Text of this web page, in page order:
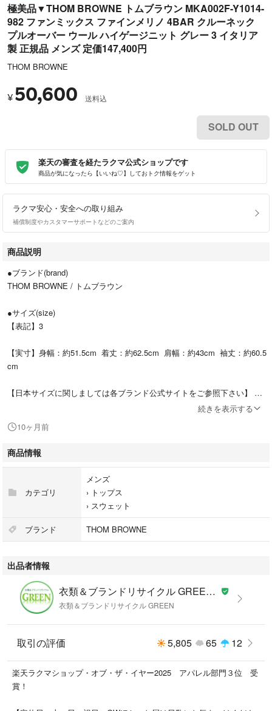
極美品▼THOM BROWNE トムブラウン MKA002F-Y1014-
982 ファンミックス ファインメリノ 4BAR クルーネック
プルオーバー ウール ハイゲージニット グレー 3 イタリア
製 正規品 メンズ 定価147,400円
THOM BROWNE
¥ 50,600 送料込
SOLD OUT
楽天の審査を経たラクマ公式ショップです
商品が気になったら【いいね♡】しておトク情報をゲット
ラクマ安心・安全への取り組み
補償制度やカスタマーサポートなどのご案内
商品説明
●ブランド(brand)
THOM BROWNE / トムブラウン
●サイズ(size)
【表記】3
【実寸】身幅：約51.5cm 着丈：約62.5cm 肩幅：約43cm 袖丈：約60.5
cm
【日本サイズに関しましては各ブランド公式サイトをご参照下さい】
●ランク(rank)
【コンディションランク】
SA
【ランク 基準】
S…未使用品(弊社の検品基準による)
――――――――――――――――――――――――――――
SA…極美品…数回使用した程度の未使用品に近い、非常に状態の良い綺
麗なUSED品
A…美品…使用回数が少なく、全体的に状態の良い綺麗なUSED品
――――――――――――――――――――――――――――
AB…良品・比較的良品…多少の使用感はありますが、それ以外に問題の
ない状態のUSED品
――――――――――――――――――――――――――――
BC…ランクBよりも使用感の目立つUSED品
――――――――――――――――――――――――――――
C…難あり・ジャンク品…使用に支障のきたすUSED品
続きを表示する
10ヶ月前
商品情報
カテゴリ
メンズ
› トップス
› スウェット
ブランド THOM BROWNE
出品者情報
衣類＆ブランドリサイクル GREEN ラクマ店【8/11～8/16夏季休業】
衣類＆ブランドリサイクル GREEN
取引の評価 5,805 65 12
楽天ラクマショップ・オブ・ザ・イヤー2025 アパレル部門３位 受
賞！